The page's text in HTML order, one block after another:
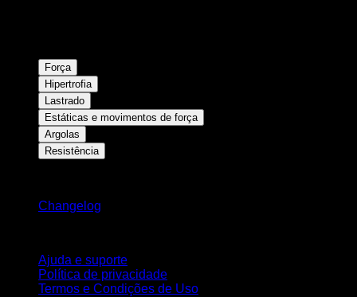
Força
Hipertrofia
Lastrado
Estáticas e movimentos de força
Argolas
Resistência
Changelog
Ajuda e suporte
Política de privacidade
Termos e Condições de Uso